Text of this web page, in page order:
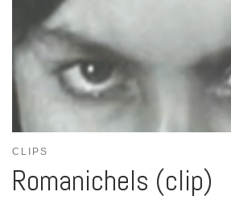
CLIPS
Romanichels (clip)